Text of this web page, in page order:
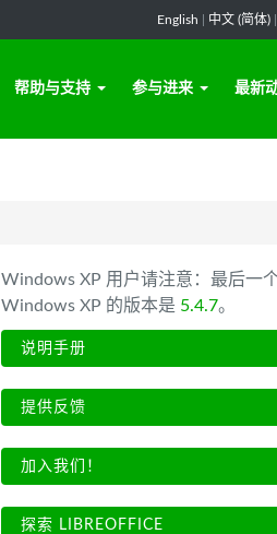
English 中文 (简体)
帮助与支持 参与进来 最新
Windows XP 用户请注意：最后一
Windows XP 的版本是 5.4.7。
说明手册
提供反馈
加入我们！
探索 LIBREOFFICE